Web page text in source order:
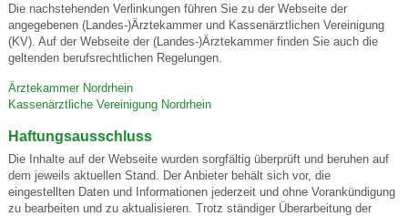
Die nachstehenden Verlinkungen führen Sie zu der Webseite der
angegebenen (Landes-)Ärztekammer und Kassenärztlichen Vereinigung
(KV). Auf der Webseite der (Landes-)Ärztekammer finden Sie auch die
geltenden berufsrechtlichen Regelungen.
Ärztekammer Nordrhein
Kassenärztliche Vereinigung Nordrhein
Haftungsausschluss
Die Inhalte auf der Webseite wurden sorgfältig überprüft und beruhen auf
dem jeweils aktuellen Stand. Der Anbieter behält sich vor, die
eingestellten Daten und Informationen jederzeit und ohne Vorankündigung
zu bearbeiten und zu aktualisieren. Trotz ständiger Überarbeitung der